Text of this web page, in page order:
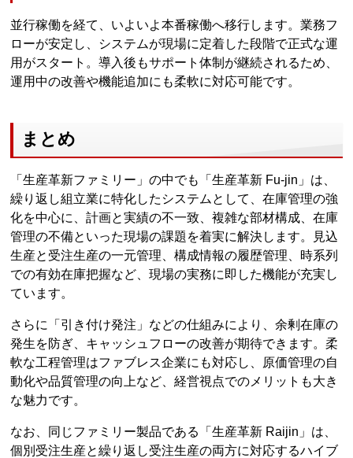
並行稼働を経て、いよいよ本番稼働へ移行します。業務フ
ローが安定し、システムが現場に定着した段階で正式な運
用がスタート。導入後もサポート体制が継続されるため、
運用中の改善や機能追加にも柔軟に対応可能です。
まとめ
「生産革新ファミリー」の中でも「生産革新 Fu-jin」は、
繰り返し組立業に特化したシステムとして、在庫管理の強
化を中心に、計画と実績の不一致、複雑な部材構成、在庫
管理の不備といった現場の課題を着実に解決します。見込
生産と受注生産の一元管理、構成情報の履歴管理、時系列
での有効在庫把握など、現場の実務に即した機能が充実し
ています。
さらに「引き付け発注」などの仕組みにより、余剰在庫の
発生を防ぎ、キャッシュフローの改善が期待できます。柔
軟な工程管理はファブレス企業にも対応し、原価管理の自
動化や品質管理の向上など、経営視点でのメリットも大き
な魅力です。
なお、同じファミリー製品である「生産革新 Raijin」は、
個別受注生産と繰り返し受注生産の両方に対応するハイブ